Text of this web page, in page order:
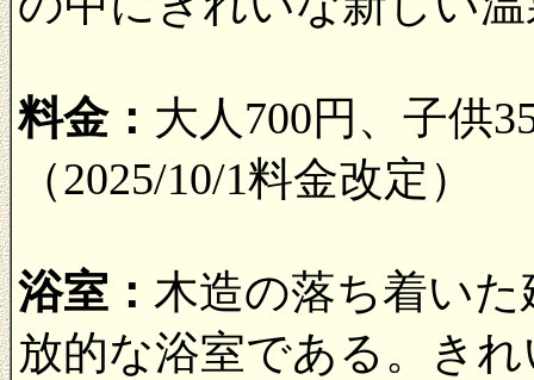
料金： 大人700円、子供
（2025/10/1料金改定）
浴室： 木造の落ち着い
放的な浴室である。き